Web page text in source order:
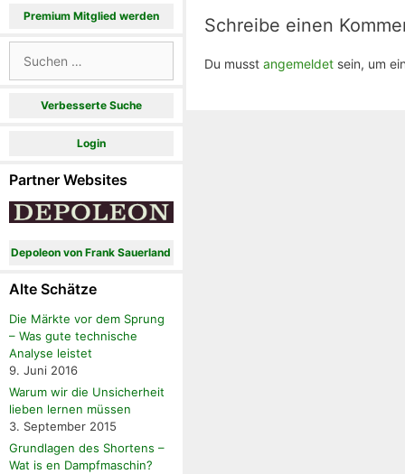
Schreibe einen
Du musst angemeldetsein, um
Premium Mitglied werden
nach:
Verbesserte Suche
Login
Partner Websites
Depoleon von Frank Sauerland
Alte Schätze
Die Märkte vor dem Sprung
– Was gute technische
Analyse leistet
9. Juni 2016
Warum wir die Unsicherheit
lieben lernen müssen
3. September 2015
Grundlagen des Shortens –
Wat is en Dampfmaschin?